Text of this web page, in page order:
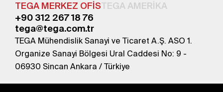
TEGA MERKEZ OFİSTEGA AMERİKA
+90 312 267 18 76
tega@tega.com.tr
TEGA Mühendislik Sanayi ve Ticaret A.Ş. ASO 1.
Organize Sanayi Bölgesi Ural Caddesi No: 9 -
06930 Sincan Ankara / Türkiye